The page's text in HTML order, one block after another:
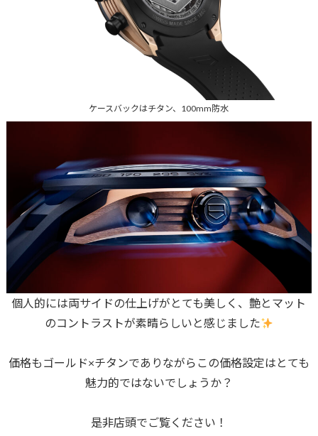
ケースバックはチタン、100mm防水
個人的には両サイドの仕上げがとても美しく、艶とマット
のコントラストが素晴らしいと感じました
価格もゴールド×チタンでありながらこの価格設定はとても
魅力的ではないでしょうか？
是非店頭でご覧ください！